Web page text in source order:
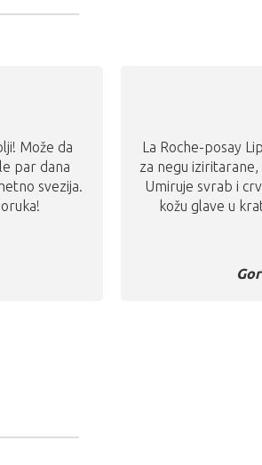
Može da
par dana
svezija.
La Roche-posay
za negu
Umiruje svrab i
kožu glave u